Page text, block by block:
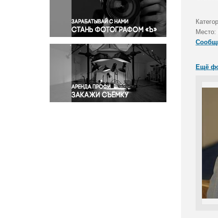
Правосудие
Происшествия и конфликты
Религия
Светская жизнь
Спорт
Экология
Экономика и бизнес
Место:
Ещё